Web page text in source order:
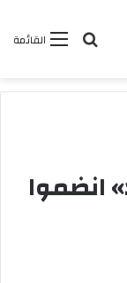
القائمة بحث
انضموا